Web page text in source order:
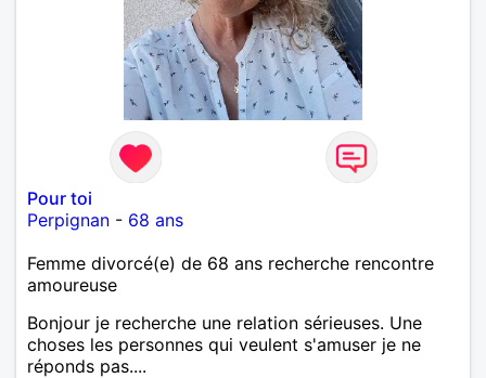
Pour toi
Perpignan - 68 ans
Femme divorcé(e) de 68 ans recherche rencontre
amoureuse
Bonjour je recherche une relation sérieuses. Une
choses les personnes qui veulent s'amuser je ne
réponds pas....